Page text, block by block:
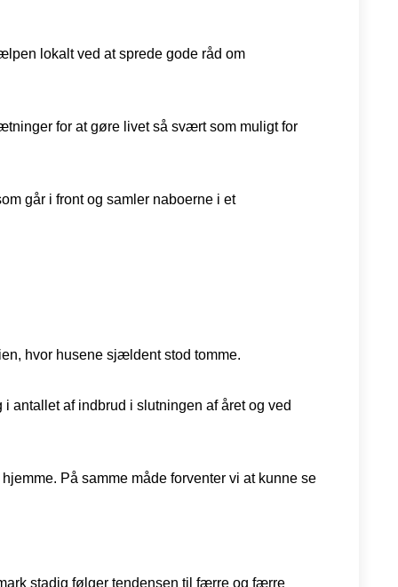
lokalt ved at sprede gode råd om
for at gøre livet så svært som muligt for
går i front og samler naboerne i et
hvor husene sjældent stod tomme.
antallet af indbrud i slutningen af året og ved
På samme måde forventer vi at kunne se
stadig følger tendensen til færre og færre